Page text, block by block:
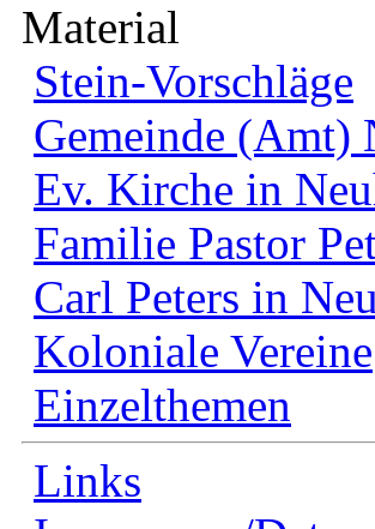
Material
Stein-Vorschläge
Gemeinde (Amt)
Ev. Kirche in
Familie Pastor
Carl Peters in
Koloniale Vereine
Einzelthemen
Links